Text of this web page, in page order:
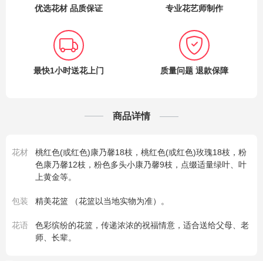
优选花材 品质保证 专业花艺师制作
最快1小时送花上门 质量问题 退款保障
商品详情
花材
桃红色(或红色)康乃馨18枝，桃红色(或红色)玫瑰18枝，粉
色康乃馨12枝，粉色多头小康乃馨9枝，点缀适量绿叶、叶
上黄金等。
包装 精美花篮 （花篮以当地实物为准）。
花语
色彩缤纷的花篮，传递浓浓的祝福情意，适合送给父母、老
师、长辈。